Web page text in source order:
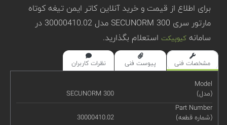
برای اطلاع از قیمت و خرید آنلاین کاتر ایمن تیغه کوتاه
مارتور سری SECUNORM 300 مدل 30000410.02 در
سامانهکیوپیکت استعلام بگذارید.
مشخصات فنی پیوست فنی نظرات کاربران
Model
(مدل)
SECUNORM 300
Part Number
(شماره قطعه)
30000410.02